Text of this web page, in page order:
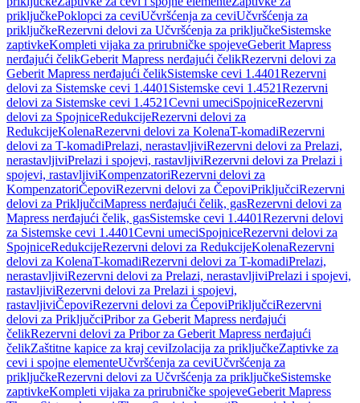
priključkePoklopci za ceviUčvršćenja za ceviUčvršćenja za
priključkeRezervni delovi za Učvršćenja za priključkeSistemske
zaptivkeKompleti vijaka za prirubničke spojeveGeberit Mapress
nerđajući čelikGeberit Mapress nerđajući čelikRezervni delovi za
Geberit Mapress nerđajući čelikSistemske cevi 1.4401Rezervni
delovi za Sistemske cevi 1.4401 Sistemske cevi 1.4521Rezervni
delovi za Sistemske cevi 1.4521Cevni umeciSpojniceRezervni
delovi za SpojniceRedukcijeRezervni delovi za
RedukcijeKolenaRezervni delovi za KolenaT-komadiRezervni
delovi za T-komadiPrelazi, nerastavljiviRezervni delovi za Prelazi,
nerastavljiviPrelazi i spojevi, rastavljiviRezervni delovi za Prelazi i
spojevi, rastavljiviKompenzatoriRezervni delovi za
KompenzatoriČepoviRezervni delovi za ČepoviPriključciRezervni
delovi za PriključciMapress nerđajući čelik, gasRezervni delovi za
Mapress nerđajući čelik, gasSistemske cevi 1.4401Rezervni delovi
za Sistemske cevi 1.4401Cevni umeciSpojniceRezervni delovi za
SpojniceRedukcijeRezervni delovi za RedukcijeKolenaRezervni
delovi za KolenaT-komadiRezervni delovi za T-komadiPrelazi,
nerastavljiviRezervni delovi za Prelazi, nerastavljiviPrelazi i spojevi,
rastavljiviRezervni delovi za Prelazi i spojevi,
rastavljiviČepoviRezervni delovi za ČepoviPriključciRezervni
delovi za PriključciPribor za Geberit Mapress nerđajući
čelikRezervni delovi za Pribor za Geberit Mapress nerđajući
čelikZaštitne kapice za kraj ceviIzolacija za priključkeZaptivke za
cevi i spojne elementeUčvršćenja za ceviUčvršćenja za
priključkeRezervni delovi za Učvršćenja za priključkeSistemske
zaptivkeKompleti vijaka za prirubničke spojeveGeberit Mapress